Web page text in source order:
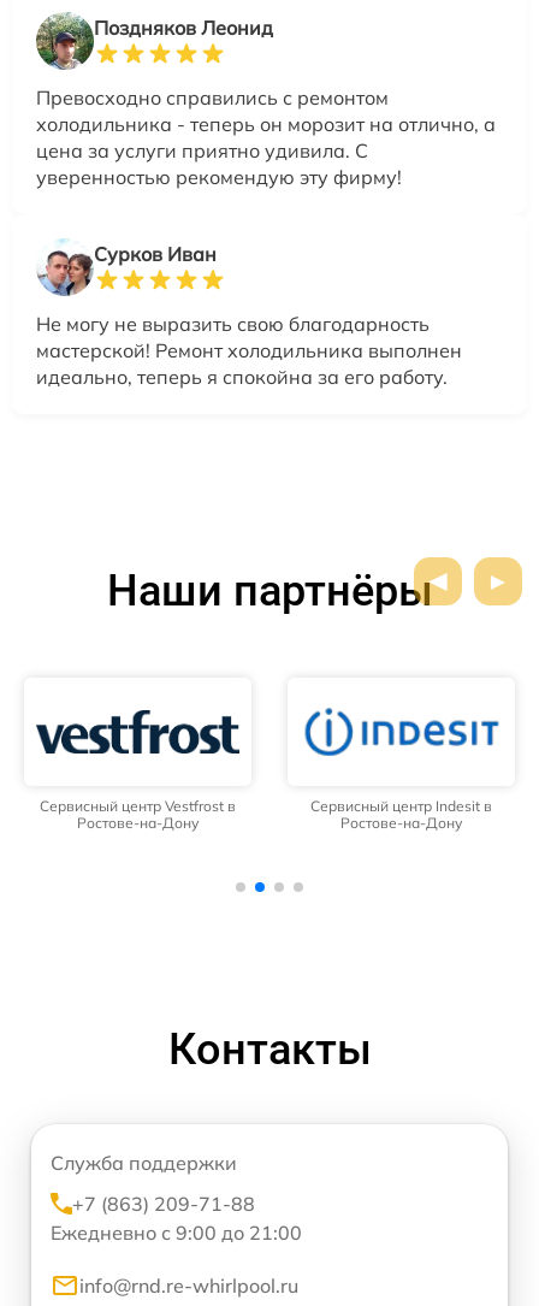
Поздняков Леонид
Превосходно справились с ремонтом
холодильника - теперь он морозит на отлично, а
цена за услуги приятно удивила. С
уверенностью рекомендую эту фирму!
Сурков Иван
Не могу не выразить свою благодарность
мастерской! Ремонт холодильника выполнен
идеально, теперь я спокойна за его работу.
Наши партнёры
Сервисный центр Vestfrost в
Ростове-на-Дону
Сервисный центр Indesit в
Ростове-на-Дону
Контакты
Служба поддержки
+7 (863) 209-71-88
Ежедневно с 9:00 до 21:00
info@rnd.re-whirlpool.ru